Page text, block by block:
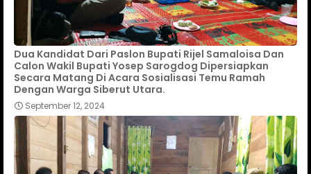
Dua Kandidat Dari Paslon Bupati Rijel Samaloisa Dan
Calon Wakil Bupati Yosep Sarogdog Dipersiapkan
Secara Matang Di Acara Sosialisasi Temu Ramah
Dengan Warga Siberut Utara.
September 12, 2024